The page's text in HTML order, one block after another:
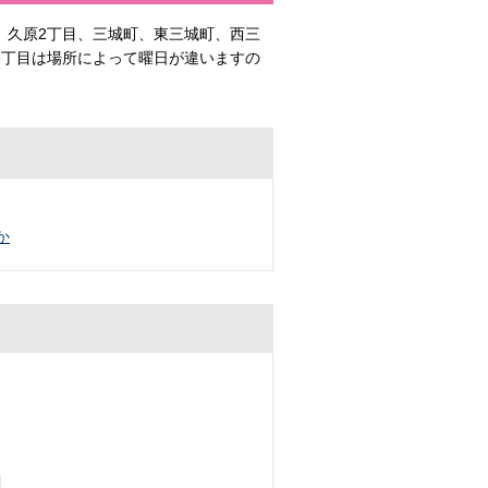
原2丁目、三城町、東三城町、西三
目は場所によって曜日が違いますの